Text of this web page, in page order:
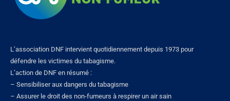
L’association DNF intervient quotidiennement depuis 1973 pour
défendre les victimes du tabagisme.
L’action de DNF en résumé :
– Sensibiliser aux dangers du tabagisme
– Assurer le droit des non-fumeurs à respirer un air sain